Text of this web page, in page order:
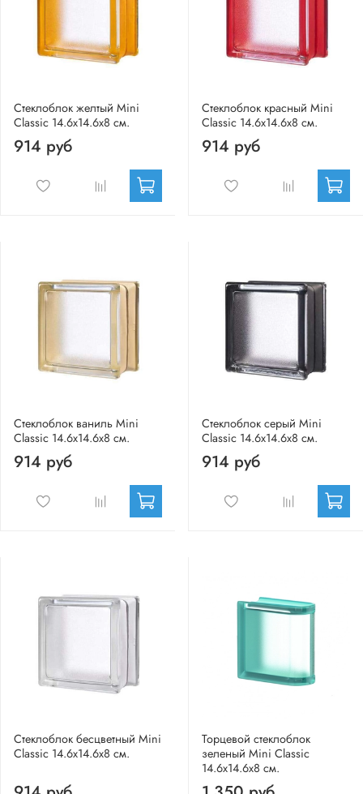
Стеклоблок желтый Mini
Classic 14.6x14.6x8 см.
914 руб
Стеклоблок красный Mini
Classic 14.6x14.6x8 см.
914 руб
Стеклоблок ваниль Mini
Classic 14.6x14.6x8 см.
914 руб
Стеклоблок серый Mini
Classic 14.6x14.6x8 см.
914 руб
Стеклоблок бесцветный Mini
Classic 14.6x14.6x8 см.
Торцевой стеклоблок
зеленый Mini Classic
14.6x14.6x8 см.